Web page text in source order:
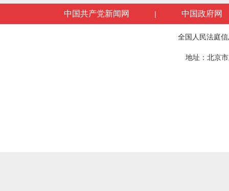
中国共产党新闻网 | 中国政府网
全国人民法庭
地址：北京